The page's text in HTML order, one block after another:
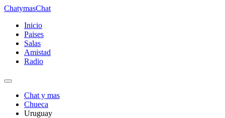
ChatymasChat
Inicio
Paises
Salas
Amistad
Radio
Chat y mas
Chueca
Uruguay